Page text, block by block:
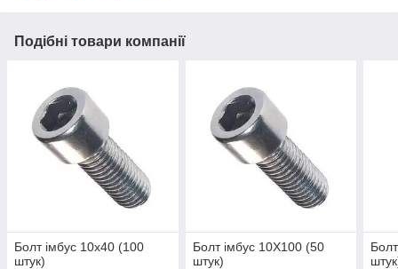
Подібні товари компанії
Болт імбус 10х40 (100
штук)
Болт імбус 10Х100 (50
штук)